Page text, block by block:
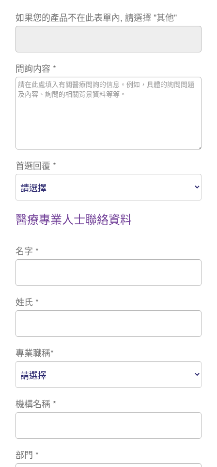
如果您的產品不在此表單內, 請選擇 "其他"
問詢内容 *
首選回覆 *
醫療專業人士聯絡資料
名字 *
姓氏 *
專業職稱*
機構名稱 *
部門 *